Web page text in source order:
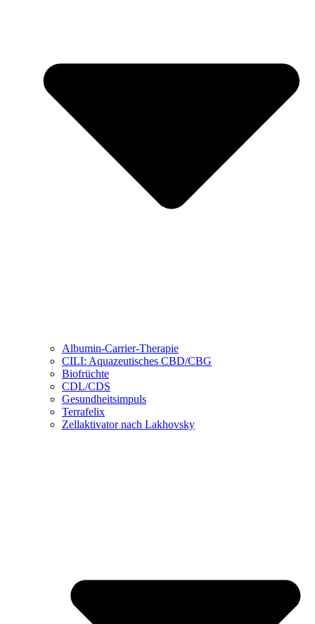
Albumin-Carrier-Therapie
CILI: Aquazeutisches CBD/CBG
Biofrüchte
CDL/CDS
Gesundheitsimpuls
Terrafelix
Zellaktivator nach Lakhovsky